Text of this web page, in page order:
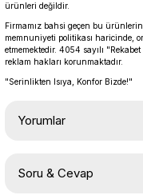
ürünleri değildir.
Firmamız bahsi geçen bu ürünlerin
memnuniyeti politikası haricinde,
etmemektedir. 4054 sayılı
reklam hakları korunmaktadır.
"Serinlikten Isıya, Konfor Bizde!"
Yorumlar
Soru & Cevap